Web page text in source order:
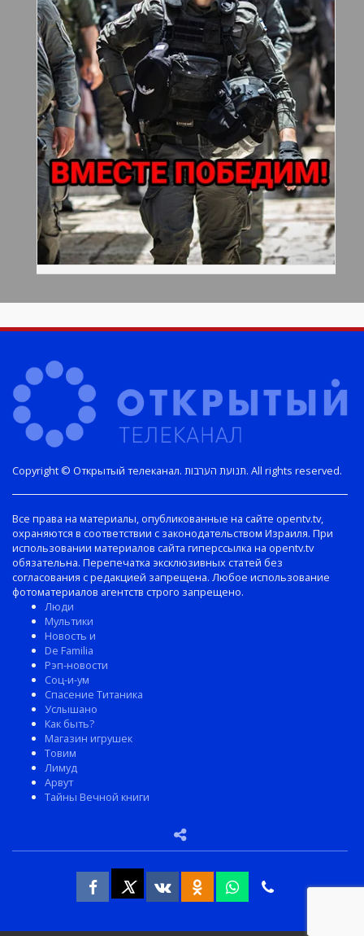
Copyright © Открытый телеканал. תנועת הערבות. All rights reserved.
Все права на материалы, опубликованные на сайте opentv.tv,
охраняются в соответствии с законодательством Израиля. При
использовании материалов сайта гиперссылка на opentv.tv
обязательна. Перепечатка эксклюзивных статей без
согласования с редакцией запрещена. Любое использование
фотоматериалов агентств строго запрещено.
Люди
Мультики
Новость и
De Familia
Рэп-новости
Соц-и-ум
Спасение Титаника
Услышано
Как быть?
Магазин игрушек
Товим
Лимуд
Арвут
Тайны Вечной книги